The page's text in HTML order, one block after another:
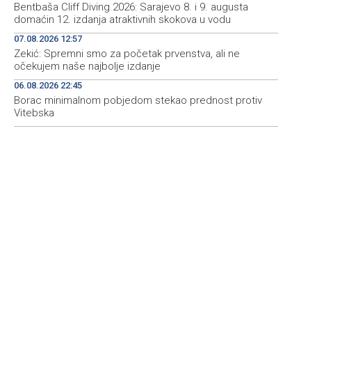
Bentbaša Cliff Diving 2026: Sarajevo 8. i 9. augusta
domaćin 12. izdanja atraktivnih skokova u vodu
07.08.2026 12:57
Zekić: Spremni smo za početak prvenstva, ali ne
očekujem naše najbolje izdanje
06.08.2026 22:45
Borac minimalnom pobjedom stekao prednost protiv
Vitebska